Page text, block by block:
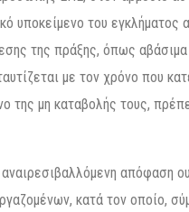
υποκείμενο του εγκλήματος
της πράξης, όπως αβάσιμα
με τον χρόνο που
της μη καταβολής τους,
αναιρεσιβαλλόμενη απόφαση
κατά τον οποίο,